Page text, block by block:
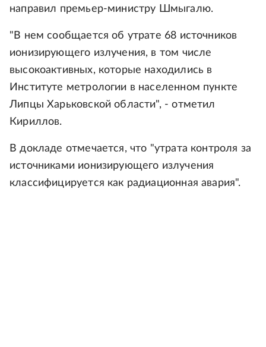
направил премьер-министру Шмыгалю.
"В нем сообщается об утрате 68 источников
ионизирующего излучения, в том числе
высокоактивных, которые находились в
Институте метрологии в населенном пункте
Липцы Харьковской области", - отметил
Кириллов.
В докладе отмечается, что "утрата контроля за
источниками ионизирующего излучения
классифицируется как радиационная авария".